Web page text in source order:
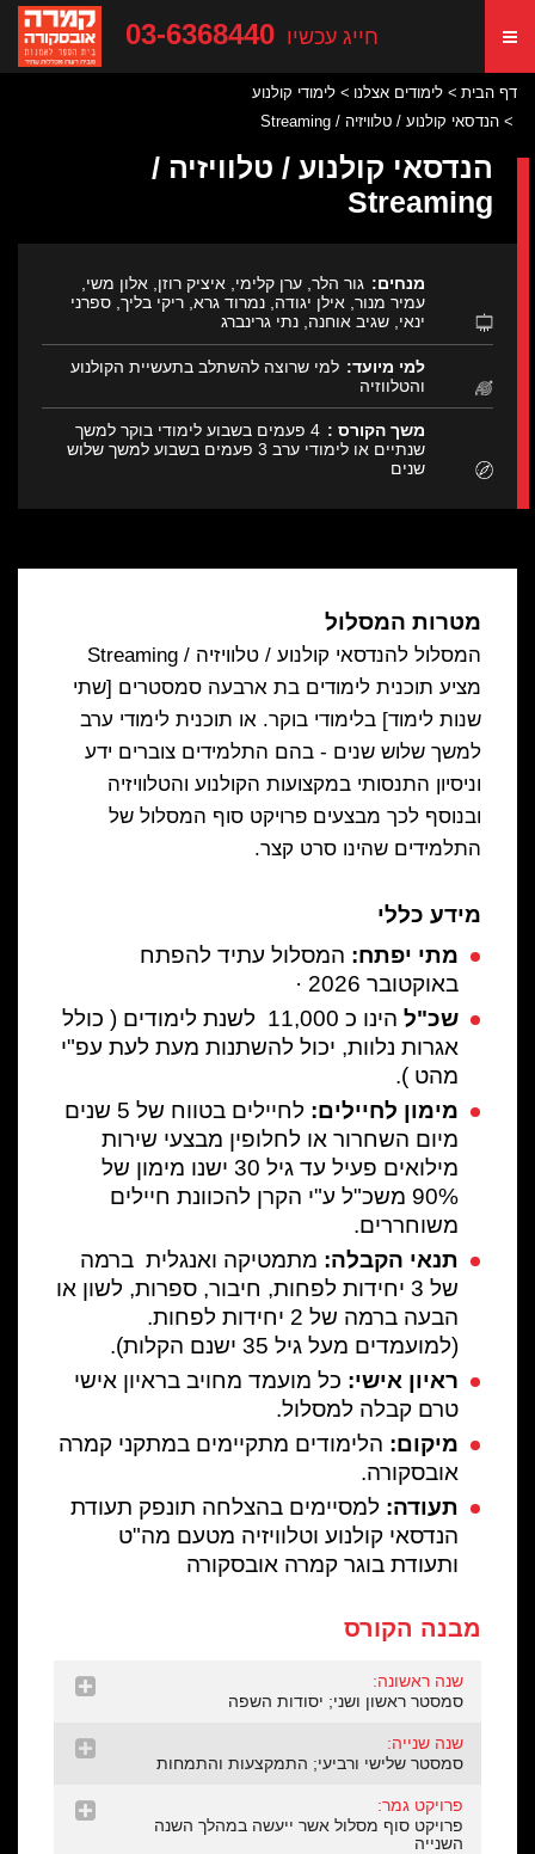
03-6368440 חייג עכשיו
דף הבית לימודים אצלנו
לימודי קולנוע
הנדסאי קולנוע / טלוויזיה / Streaming
הנדסאי קולנוע / טלוויזיה /
Streaming
מנחים: גור הלר, ערן קלימי, איציק רוזן, אלון משי,
עמיר מנור, אילן יגודה, נמרוד גרא, ריקי בליך, ספרני
ינאי, שגיב אוחנה, נתי גרינברג
למי מיועד: למי שרוצה להשתלב בתעשיית הקולנוע
והטלווזיה
משך הקורס :
4 פעמים בשבוע לימודי בוקר למשך
שנתיים או לימודי ערב 3 פעמים בשבוע למשך שלוש
שנים
מטרות המסלול
המסלול להנדסאי קולנוע / טלוויזיה / Streaming
מציע תוכנית לימודים בת ארבעה סמסטרים [שתי
שנות לימוד] בלימודי בוקר. או תוכנית לימודי ערב
למשך שלוש שנים - בהם התלמידים צוברים ידע
וניסיון התנסותי במקצועות הקולנוע והטלוויזיה
ובנוסף לכך מבצעים פרויקט סוף המסלול של
התלמידים שהינו סרט קצר.
מידע כללי
מתי יפתח: המסלול עתיד להפתח
באוקטובר 2026 ·
שכ"ל
הינו כ 11,000 לשנת לימודים ( כולל
אגרות נלוות, יכול להשתנות מעת לעת עפ"י
מהט ).
מימון לחיילים:
לחיילים בטווח של 5 שנים
מיום השחרור או לחלופין מבצעי שירות
מילואים פעיל עד גיל 30 ישנו מימון של
90% משכ"ל ע"י הקרן להכוונת חיילים
משוחררים.
תנאי הקבלה: מתמטיקה ואנגלית ברמה
של 3 יחידות לפחות, חיבור, ספרות, לשון או
הבעה ברמה של 2 יחידות לפחות.
(למועמדים מעל גיל 35 ישנם הקלות).
ראיון אישי: כל מועמד מחויב בראיון אישי
טרם קבלה למסלול.
מיקום: הלימודים מתקיימים במתקני קמרה
אובסקורה.
תעודה: למסיימים בהצלחה תונפק תעודת
הנדסאי קולנוע וטלוויזיה מטעם מה"ט
ותעודת בוגר קמרה אובסקורה
מבנה הקורס
שנה ראשונה:
סמסטר ראשון ושני; יסודות השפה
שנה שנייה:
סמסטר שלישי ורביעי; התמקצעות והתמחות
פרויקט גמר:
פרויקט סוף מסלול אשר ייעשה במהלך השנה
השנייה